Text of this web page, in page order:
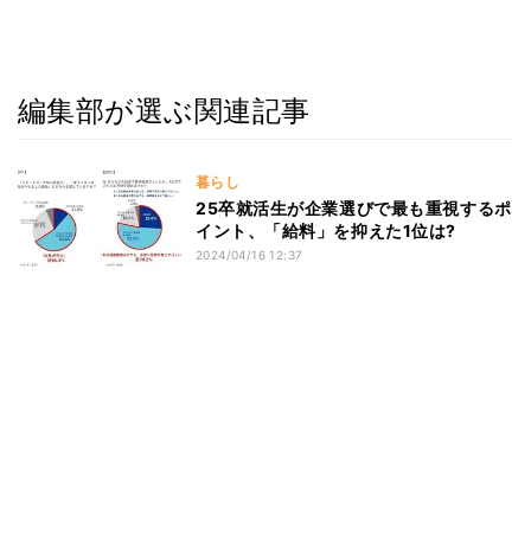
編集部が選ぶ関連記事
暮らし
25卒就活生が企業選びで最も重視するポ
イント、「給料」を抑えた1位は?
2024/04/16 12:37